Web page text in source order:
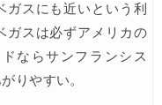
円OFFクーポン
OFFクーポン
ガスにも近いという利
ガスは必ずアメリカの
ならサンフランシス
りやすい。